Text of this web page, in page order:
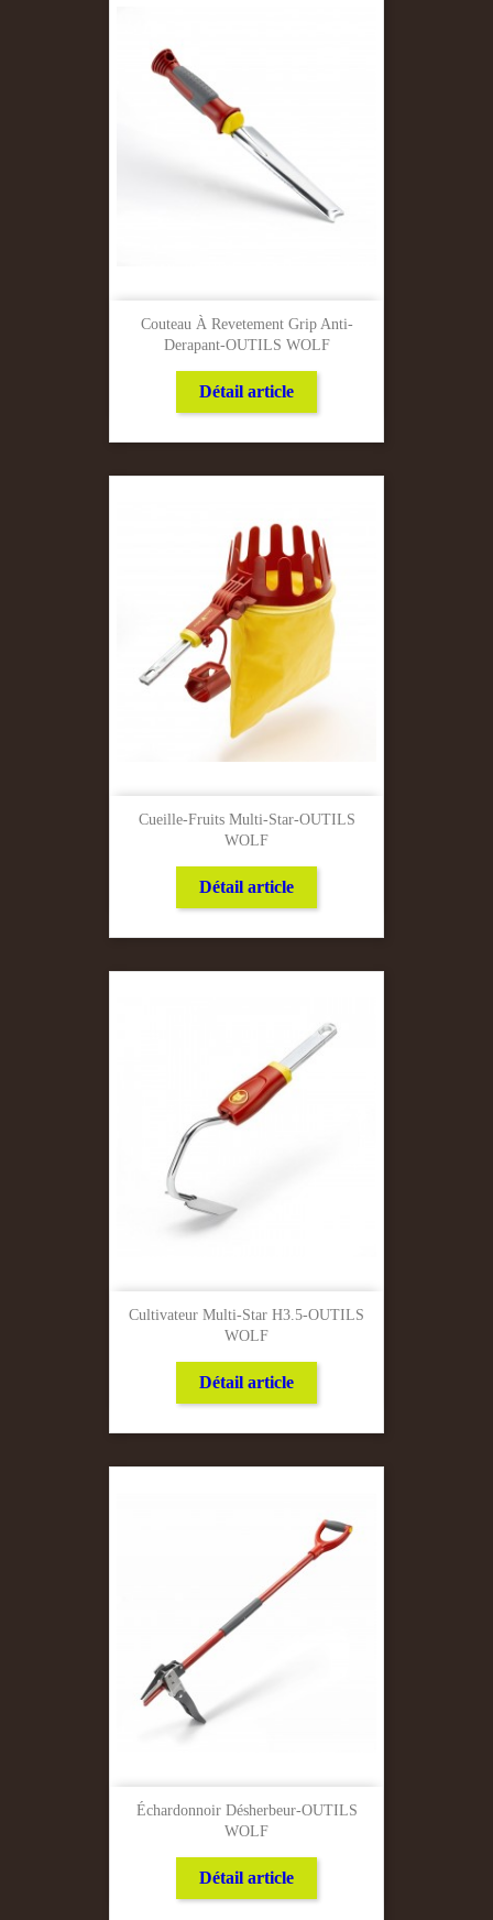
Couteau À Revetement Grip Anti-
Derapant-OUTILS WOLF
Détail article
Cueille-Fruits Multi-Star-OUTILS
WOLF
Détail article
Cultivateur Multi-Star H3.5-OUTILS
WOLF
Détail article
Échardonnoir Désherbeur-OUTILS
WOLF
Détail article